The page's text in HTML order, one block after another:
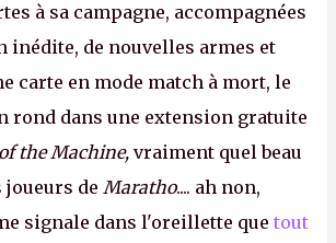
à sa campagne, accompagnées
inédite, de nouvelles armes et
carte en mode match à mort, le
rond dans une extension gratuite
the Machine, vraiment quel beau
joueurs de Maratho.... ah non,
signale dans l'oreillette que tout